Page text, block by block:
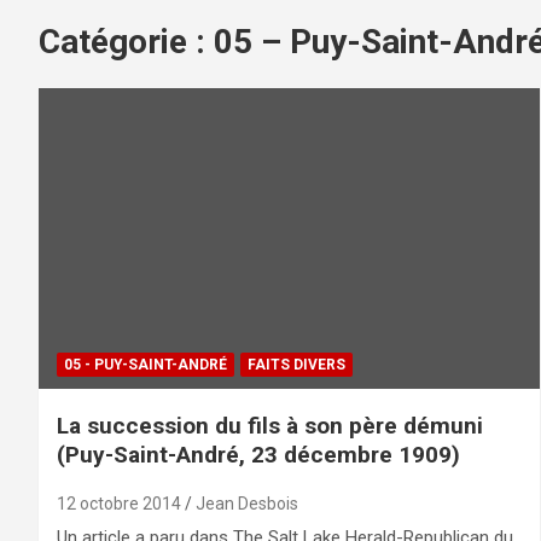
Catégorie : 05 – Puy-Saint-
05 - PUY-SAINT-ANDRÉ FAITS DIVERS
La succession du fils à son père démuni
(Puy-Saint-André, 23 décembre 1909)
12 octobre 2014 Jean Desbois